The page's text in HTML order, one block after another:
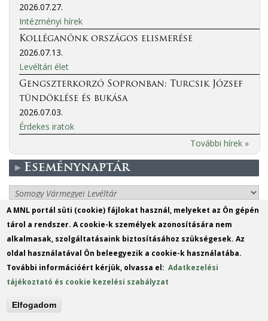
2026.07.27.
Intézményi hírek
Kolléganőnk országos elismerése
2026.07.13.
Levéltári élet
Gengszterkorzó Sopronban: Turcsik József
tündöklése és bukása
2026.07.03.
Érdekes iratok
További hírek »
Eseménynaptár
More events
MO
DI MI DO FR SA
1
2
3
4 5 6 7 8
17
18
A MNL portál süti (cookie) fájlokat használ, melyeket az Ön gépén
tárol a rendszer. A cookie-k személyek azonosítására nem
alkalmasak, szolgáltatásaink biztosításához szükségesek. Az
oldal használatával Ön beleegyezik a cookie-k használatába.
További információért kérjük, olvassa el:Adatkezelési
tájékoztató és cookie kezelési szabályzat
Elfogadom